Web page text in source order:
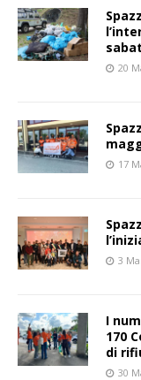
20
17
3
I
170
di
30